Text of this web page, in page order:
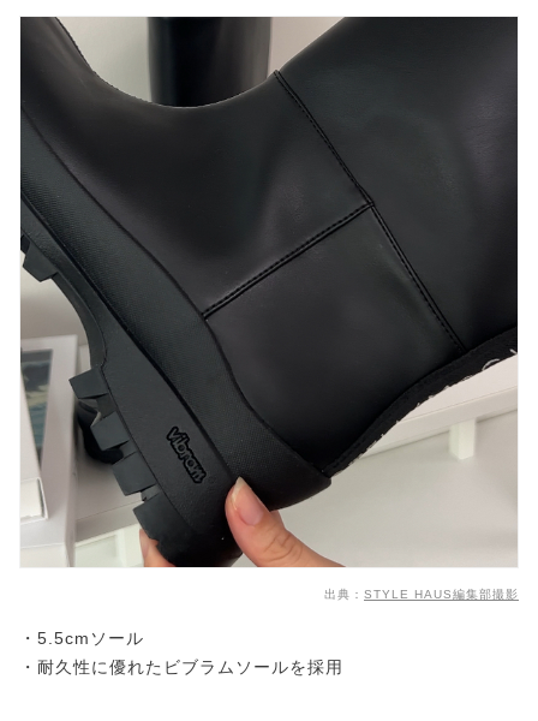
出典： STYLE HAUS編集部撮影
・5.5cmソール
・耐久性に優れたビブラムソールを採用